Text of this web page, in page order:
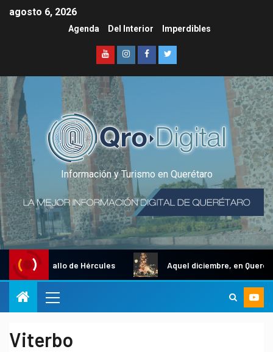
agosto 6, 2026
Agenda Del Interior Imperdibles
Información y Turismo en Querétaro
Gallo de Hércules Aquel diciembre, en Querétaro
Viterbo